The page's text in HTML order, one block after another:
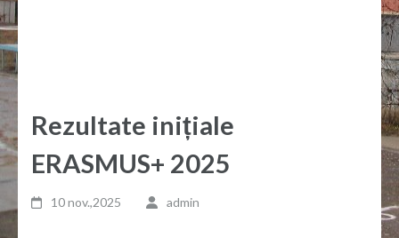
Rezultate inițiale
ERASMUS+ 2025
10 nov.,2025 admin